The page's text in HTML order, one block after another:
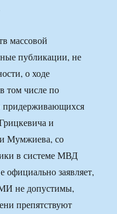
массовой
публикации, не
о ходе
том числе по
придерживающихся
и
Мумжиева, со
в системе МВД
заявляет,
не допустимы,
препятствуют